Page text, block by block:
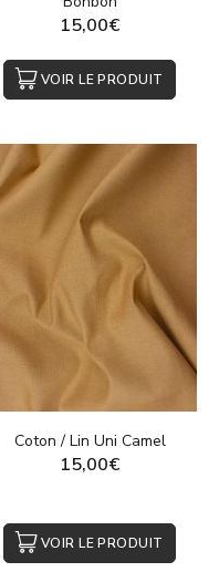
15,00€
VOIR LE PRODUIT
Coton / Lin Uni Camel
15,00€
VOIR LE PRODUIT